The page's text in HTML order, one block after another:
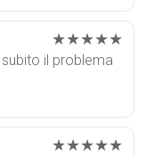
★★★★★
il problema
★★★★★